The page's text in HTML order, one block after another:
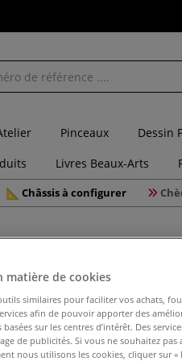
Pinceaux Dessin
Livres Beaux-Arts
Châssis à configurer
matière de cookies
similaires pour faciliter vos achats,
afin de pouvoir apporter des
sur les centres d’intérêt. Des
de publicités. Si vous ne souhaitez pas
nous utilisons les cookies, cliquer sur «